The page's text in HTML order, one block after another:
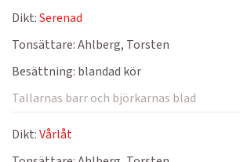
Dikt:Serenad
Tonsättare:Ahlberg, Torsten
Besättning: blandad kör
Tallarnas barr och björkarnas blad
Dikt:Vårlåt